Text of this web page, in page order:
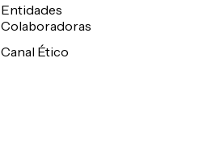
Entidades
Colaboradoras
Canal Ético